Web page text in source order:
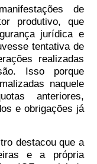
de
produtivo, que
jurídica e
tentativa de
realizadas
Isso porque
naquele
anteriores,
e obrigações já
destacou que a
e a própria